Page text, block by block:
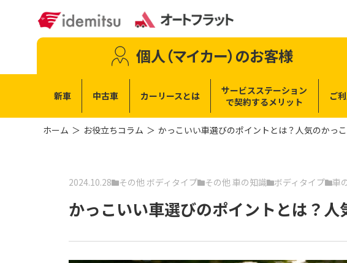
個人（マイカー） のお客様
新車 中古車 カーリースとは
サービスステーション
で契約するメリット ご
ホーム お役立ちコラム かっこいい車選びのポイントとは？人気のかっ
2024.10.28 その他 ボディタイプ その他 車の知識 ボディタイプ 車
かっこいい車選びのポイントとは？